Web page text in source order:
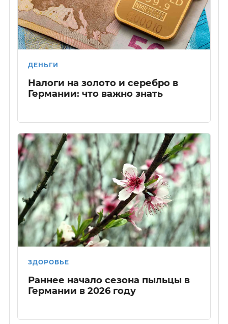
ДЕНЬГИ
Налоги на золото и серебро в
Германии: что важно знать
ЗДОРОВЬЕ
Раннее начало сезона пыльцы в
Германии в 2026 году